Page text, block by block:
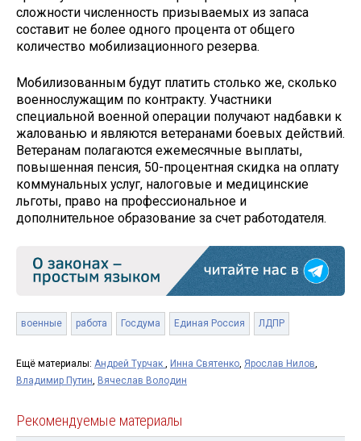
сложности численность призываемых из запаса
составит не более одного процента от общего
количество мобилизационного резерва.
Мобилизованным будут платить столько же, сколько
военнослужащим по контракту. Участники
специальной военной операции получают надбавки к
жалованью и являются ветеранами боевых действий.
Ветеранам полагаются ежемесячные выплаты,
повышенная пенсия, 50-процентная скидка на оплату
коммунальных услуг, налоговые и медицинские
льготы, право на профессиональное и
дополнительное образование за счет работодателя.
военные работа Госдума Единая Россия ЛДПР
Ещё материалы: Андрей Турчак , Инна Святенко, Ярослав Нилов,
Владимир Путин, Вячеслав Володин
Рекомендуемые материалы